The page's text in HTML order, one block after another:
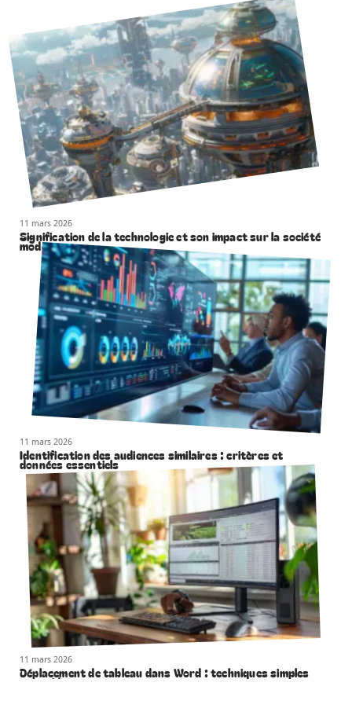
11 mars 2026
Signification de la technologie et son impact sur la société
moderne
11 mars 2026
Identification des audiences similaires : critères et
données essentiels
11 mars 2026
Déplacement de tableau dans Word : techniques simples
et rapides